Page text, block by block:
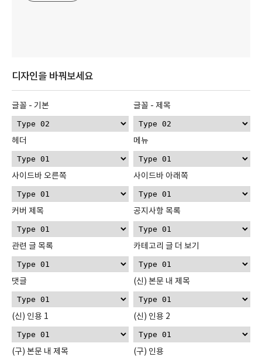
디자인을 바꿔보세요
글꼴 - 기본 글꼴 - 제목
헤더 메뉴
사이드바 오른쪽 사이드바 아래쪽
커버 제목 공지사항 목록
관련 글 목록 카테고리 글 더 보기
댓글 (신) 본문 내 제목
(신) 인용 1 (신) 인용 2
(구) 본문 내 제목 (구) 인용